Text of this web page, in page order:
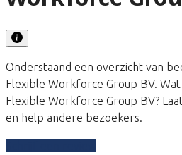
Onderstaand een overzicht van
Flexible Workforce Group BV.
Flexible Workforce Group BV?
en help andere bezoekers.